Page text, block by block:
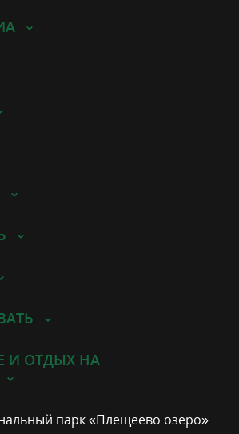
И ОТДЫХ НА
парк «Плещеево озеро»